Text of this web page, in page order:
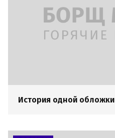
История одной обложки